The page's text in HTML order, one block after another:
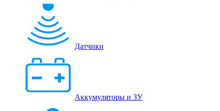
Датчики
Аккумуляторы и ЗУ